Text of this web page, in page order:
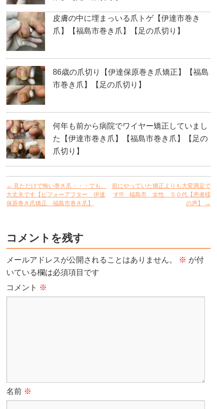
皮膚の中に埋まっいる爪トゲ【伊達市巻き
爪】【福島市巻き爪】【足の爪切り】
86歳の爪切り【伊達保原巻き爪矯正】【福島
市巻き爪】【足の爪切り】
何年も前から病院でワイヤー矯正していまし
た【伊達市巻き爪】【福島市巻き爪】【足の
爪切り】
← 見ただけで怖い巻き爪・・・でも、
大丈夫です【ビフォーアフター 伊達
保原巻き爪矯正 福島市巻き爪】
前にやっていた矯正よりも大変満足で
す!!! 福島市 女性 ５０代【患者様
の声】
→
コメントを残す
メールアドレスが公開されることはありません。 ※ が付
いている欄は必須項目です
コメント ※
名前 ※